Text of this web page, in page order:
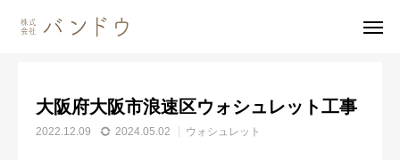
施工事例 ウォシュレット 大阪府大阪市浪速区ウォシュレット工事
大阪府大阪市浪速区ウォシュレット工事
2022.12.09 2024.05.02 ウォシュレット
無料見積・ お問い合わせ